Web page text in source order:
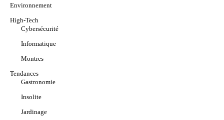
Environnement
High-Tech
Cybersécurité
Informatique
Montres
Tendances
Gastronomie
Insolite
Jardinage